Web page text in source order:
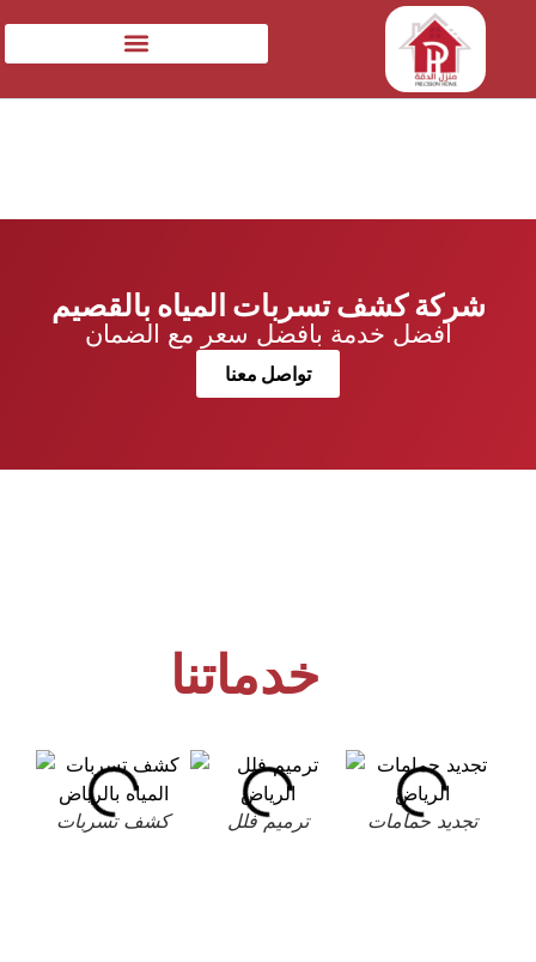
شركة كشف تسربات المياه بالقصيم
افضل خدمة بافضل سعر مع الضمان
تواصل معنا
خدماتنا
كشف تسربات ترميم فلل تجديد حمامات